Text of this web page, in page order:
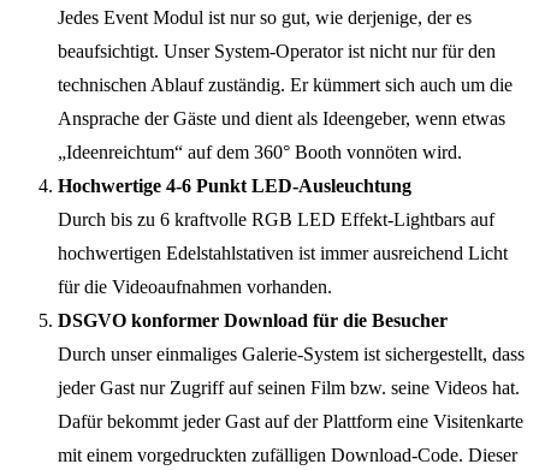
Jedes Event Modul ist nur so gut, wie derjenige, der es
beaufsichtigt. Unser System-Operator ist nicht nur für den
technischen Ablauf zuständig. Er kümmert sich auch um die
Ansprache der Gäste und dient als Ideengeber, wenn etwas
„Ideenreichtum“ auf dem 360° Booth vonnöten wird.
Hochwertige 4-6 Punkt LED-Ausleuchtung
Durch bis zu 6 kraftvolle RGB LED Effekt-Lightbars auf
hochwertigen Edelstahlstativen ist immer ausreichend Licht
für die Videoaufnahmen vorhanden.
DSGVO konformer Download für die Besucher
Durch unser einmaliges Galerie-System ist sichergestellt, dass
jeder Gast nur Zugriff auf seinen Film bzw. seine Videos hat.
Dafür bekommt jeder Gast auf der Plattform eine Visitenkarte
mit einem vorgedruckten zufälligen Download-Code. Dieser